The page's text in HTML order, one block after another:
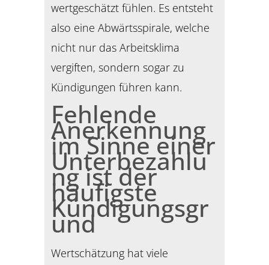
wertgeschätzt fühlen. Es entsteht
also eine Abwärtsspirale, welche
nicht nur das Arbeitsklima
vergiften, sondern sogar zu
Kündigungen führen kann.
Fehlende
Anerkennung
im Sinne einer
Unterbezahlu
ng ist der
häufigste
Kündigungsgr
und
Wertschätzung hat viele